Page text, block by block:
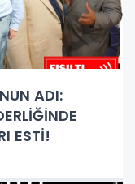
ADI:
ESTİ!